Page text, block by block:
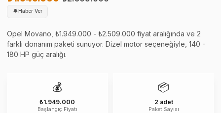
🔔 Haber Ver
Opel Movano, ₺1.949.000 - ₺2.509.000 fiyat aralığında ve 2
farklı donanım paketi sunuyor. Dizel motor seçeneğiyle, 140 -
180 HP güç aralığı.
💰
₺1.949.000
Başlangıç Fiyatı
📦
2 adet
Paket Sayısı